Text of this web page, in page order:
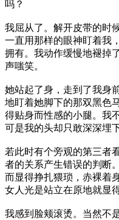
吗？
我屈从了。解开皮带的时
一直用那样的眼神盯着我
拥有。我动作缓慢地褪掉
声嗤笑。
她站起了身，走到了我身
地盯着她脚下的那双黑色
得贴身而性感的小腿。我
可是我的头却只敢深深埋
若此时有个旁观的第三者
者的关系产生错误的判断
而显得挣扎猥琐，赤裸着
女人光是站立在原地就显
我感到脸颊滚烫。当然不